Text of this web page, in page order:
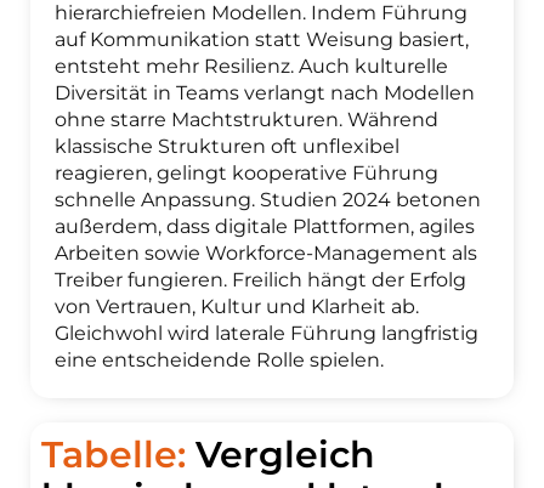
hierarchiefreien Modellen. Indem Führung
auf Kommunikation statt Weisung basiert,
entsteht mehr Resilienz. Auch kulturelle
Diversität in Teams verlangt nach Modellen
ohne starre Machtstrukturen. Während
klassische Strukturen oft unflexibel
reagieren, gelingt kooperative Führung
schnelle Anpassung. Studien 2024 betonen
außerdem, dass digitale Plattformen, agiles
Arbeiten sowie Workforce-Management als
Treiber fungieren. Freilich hängt der Erfolg
von Vertrauen, Kultur und Klarheit ab.
Gleichwohl wird laterale Führung langfristig
eine entscheidende Rolle spielen.
Tabelle: Vergleich